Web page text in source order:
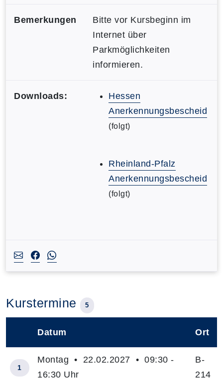
Bemerkungen
Bitte vor Kursbeginn im
Internet über
Parkmöglichkeiten
informieren.
Downloads:
Hessen
Anerkennungsbescheid
(folgt)
Rheinland-Pfalz
Anerkennungsbescheid
(folgt)
Kurstermine 5
Datum Ort
1
Montag • 22.02.2027 • 09:30 -
16:30 Uhr
B-
214